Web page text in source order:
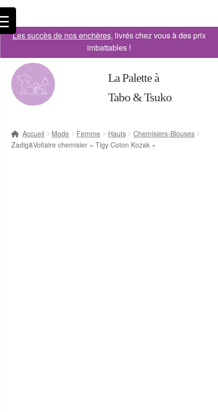
Les succès de nos enchères, livrés chez vous à des prix
imbattables !
La Palette à
Tabo & Tsuko
Accueil Mode Femme Hauts
Chemisiers-Blouses
Zadig&Voltaire chemisier « Tigy Coton Kozak »